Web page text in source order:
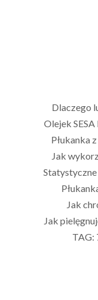
Dlaczego
Olejek
Płukanka
Jak
Statystyczne
Jak
Jak
TAG: